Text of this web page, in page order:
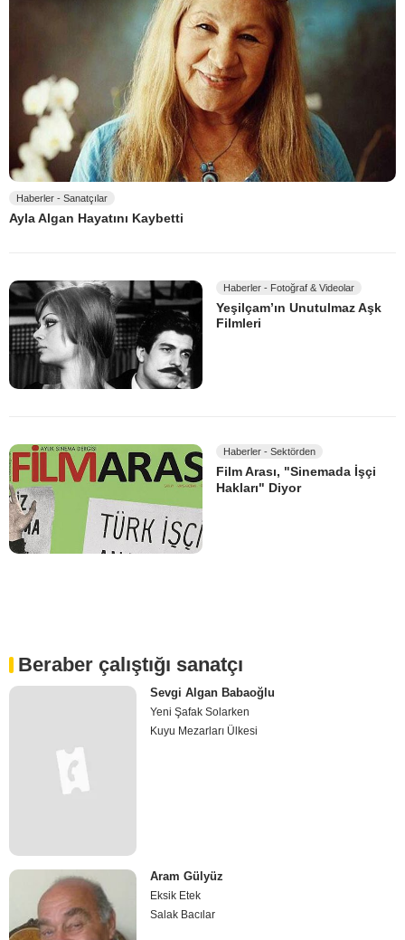
Haberler - Sanatçılar
Ayla Algan Hayatını Kaybetti
Haberler - Fotoğraf & Videolar
Yeşilçam’ın Unutulmaz Aşk
Filmleri
Haberler - Sektörden
Film Arası, "Sinemada İşçi
Hakları" Diyor
Beraber çalıştığı sanatçı
Sevgi Algan Babaoğlu
Yeni Şafak Solarken
Kuyu Mezarları Ülkesi
Aram Gülyüz
Eksik Etek
Salak Bacılar